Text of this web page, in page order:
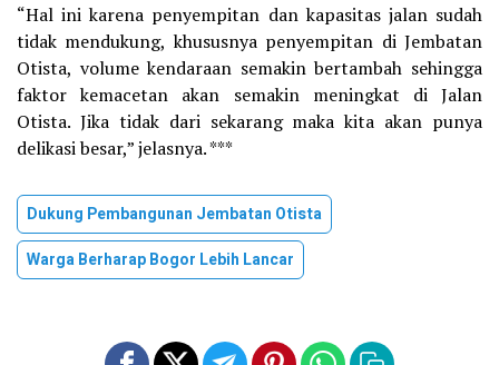
“Hal ini karena penyempitan dan kapasitas jalan sudah
tidak mendukung, khususnya penyempitan di Jembatan
Otista, volume kendaraan semakin bertambah sehingga
faktor kemacetan akan semakin meningkat di Jalan
Otista. Jika tidak dari sekarang maka kita akan punya
delikasi besar,” jelasnya. ***
Dukung Pembangunan Jembatan Otista
Warga Berharap Bogor Lebih Lancar